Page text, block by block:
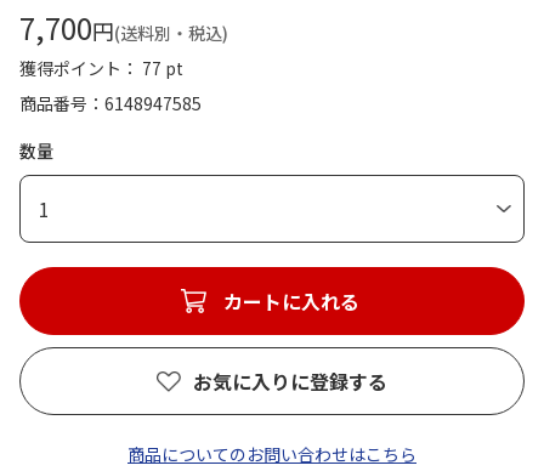
7,700円(送料別・税込)
獲得ポイント： 77 pt
商品番号
6148947585
数量
1
カートに入れる
お気に入りに登録する
商品についてのお問い合わせはこちら